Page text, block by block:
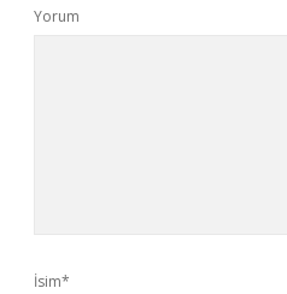
Yorum
İsim*